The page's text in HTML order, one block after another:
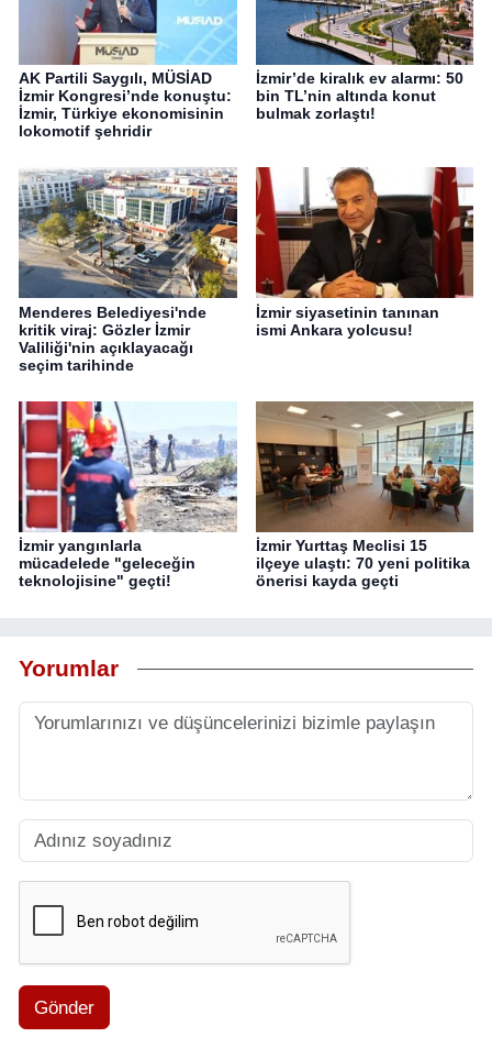
AK Partili Saygılı, MÜSİAD
İzmir Kongresi’nde konuştu:
İzmir, Türkiye ekonomisinin
lokomotif şehridir
İzmir’de kiralık ev alarmı: 50
bin TL’nin altında konut
bulmak zorlaştı!
Menderes Belediyesi'nde
kritik viraj: Gözler İzmir
Valiliği'nin açıklayacağı
seçim tarihinde
İzmir siyasetinin tanınan
ismi Ankara yolcusu!
İzmir yangınlarla
mücadelede "geleceğin
teknolojisine" geçti!
İzmir Yurttaş Meclisi 15
ilçeye ulaştı: 70 yeni politika
önerisi kayda geçti
Yorumlar
Gönder